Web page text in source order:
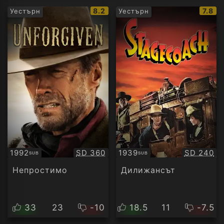
Уестърн
IMDb
рейтинг:
8.2
1992SUB
Субтитри Качество:
SD 360
Непростимо
33 23 -10
Уестърн
IMDb
7.8
1939SUB
Субтитри SD 240
Дилижансът
18.5 11 -7.5